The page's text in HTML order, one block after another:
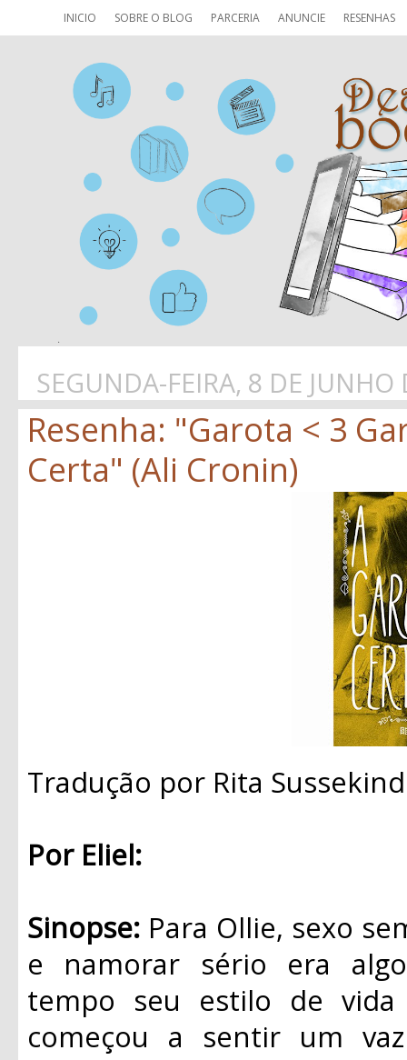
INICIO SOBRE O BLOG PARCERIA ANUNCIE RESENHAS
SEGUNDA-FEIRA, 8 DE JUNHO
Resenha: "Garota < 3
Certa" (Ali Cronin)
Tradução por Rita Sussekind
Por Eliel:
Sinopse: Para Ollie, sexo
e namorar sério era
tempo seu estilo de vida
começou a sentir um